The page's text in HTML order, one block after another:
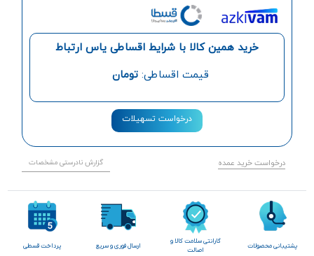
خرید همین کالا با شرایط اقساطی یاس ارتباط
قیمت اقساطی: تومان
درخواست تسهیلات
درخواست خرید عمده گزارش نادرستی مشخصات
پشتیبانی محصولات
گارانتی سلامت کالا و
اصالت
ارسال فوری و سریع پرداخت قسطی